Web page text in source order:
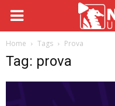
Home Tags Prova
Tag: prova